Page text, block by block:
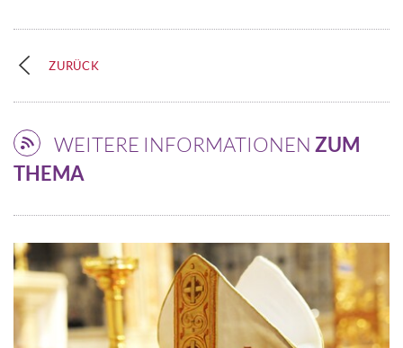
ZURÜCK
WEITERE INFORMATIONEN ZUM
THEMA